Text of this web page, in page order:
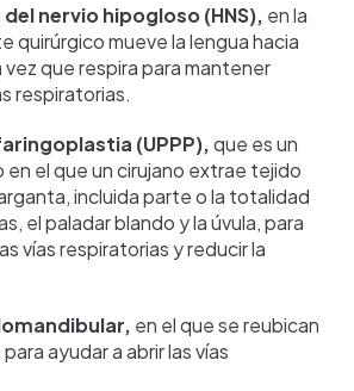
nervio hipogloso (HNS), en la
quirúrgico mueve la lengua hacia
que respira para mantener
respiratorias.
(UPPP),que es un
el que un cirujano extrae tejido
incluida parte o la totalidad
el paladar blando y la úvula, para
vías respiratorias y reducir la
en el que se reubican
ayudar a abrir las vías